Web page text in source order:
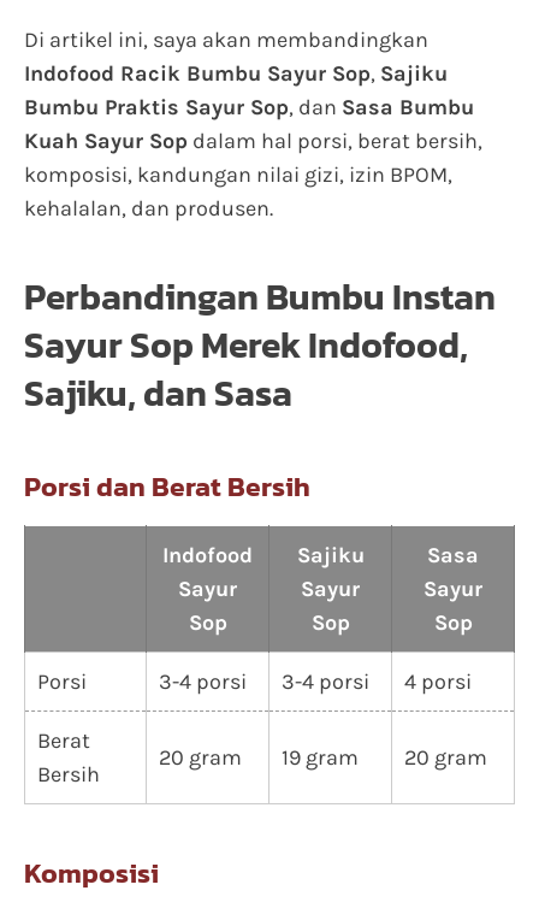
Di artikel ini, saya akan membandingkan
Indofood Racik Bumbu Sayur Sop, Sajiku
Bumbu Praktis Sayur Sop, dan Sasa Bumbu
Kuah Sayur Sop dalam hal porsi, berat bersih,
komposisi, kandungan nilai gizi, izin BPOM,
kehalalan, dan produsen.
Perbandingan Bumbu Instan
Sayur Sop Merek Indofood,
Sajiku, dan Sasa
Porsi dan Berat Bersih
Indofood
Sayur
Sop
Sajiku
Sayur
Sop
Sasa
Sayur
Sop
Porsi 3-4 porsi 3-4 porsi 4 porsi
Berat
Bersih
20 gram 19 gram 20 gram
Komposisi